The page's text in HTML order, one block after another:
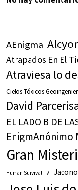
AEnigma
Atrapados En El
Atraviesa lo
Cielos Tóxicos
David Parcerisa
EL LADO B DE
EnigmAnónimo
Gran
Human Survival TV